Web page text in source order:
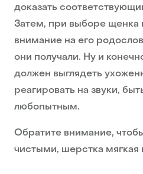
доказать
Затем, при выборе щенка
внимание на его
они получали. Ну и
должен выглядеть
реагировать на звуки,
любопытным.
Обратите внимание,
чистыми, шерстка мягкая